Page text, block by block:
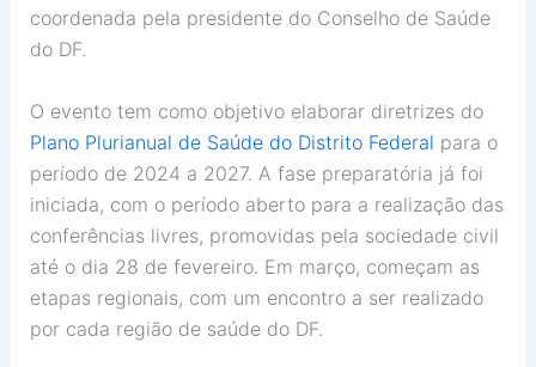
coordenada pela presidente do Conselho de Saúde
do DF.
O evento tem como objetivo elaborar diretrizes do
Plano Plurianual de Saúde do Distrito Federal para o
período de 2024 a 2027. A fase preparatória já foi
iniciada, com o período aberto para a realização das
conferências livres, promovidas pela sociedade civil
até o dia 28 de fevereiro. Em março, começam as
etapas regionais, com um encontro a ser realizado
por cada região de saúde do DF.